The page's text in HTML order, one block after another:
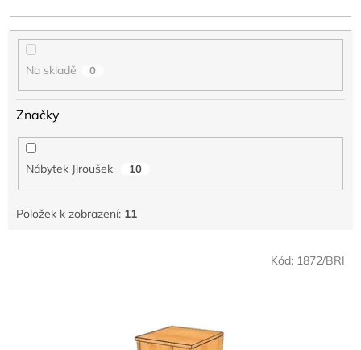
k
t
Na skladě 0
Značky
Nábytek Jiroušek 10
Položek k zobrazení: 11
Kód: 1872/BRI